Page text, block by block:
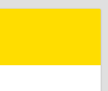
край, Славянский р-н,